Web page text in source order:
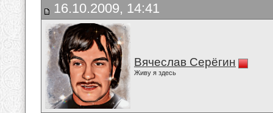
16.10.2009, 14:41
Вячеслав Серёгин
Живу я здесь